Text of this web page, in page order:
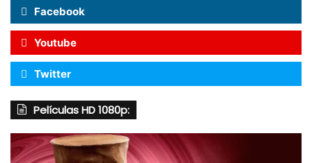
Facebook
Youtube
Twitter
Películas HD 1080p: